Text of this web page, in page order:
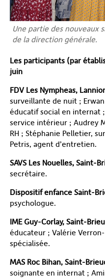
Une partie des nouveaux
de la direction générale.
Les participants (par
juin
FDV Les Nympheas,
surveillante de nuit ;
éducatif social en internat
service intérieur ; Audrey
RH ; Stéphanie Pelletier,
Petris, agent d’entretien.
SAVS Les Nouelles, Saint-
secrétaire.
Dispositif enfance Saint-
psychologue.
IME Guy-Corlay, Saint-
éducateur ; Valérie
spécialisée.
MAS Roc Bihan, Saint-
soignante en internat ;